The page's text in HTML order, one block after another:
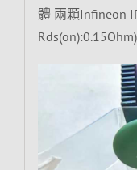
體 兩顆Infineon